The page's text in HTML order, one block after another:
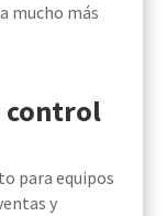
mucho más
control
para equipos
y